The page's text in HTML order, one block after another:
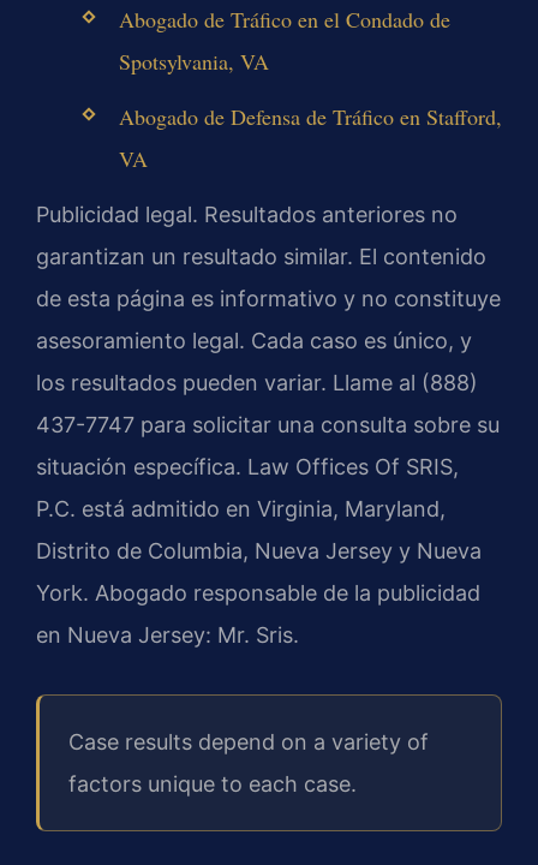
Abogado de Tráfico en el Condado de
Spotsylvania, VA
Abogado de Defensa de Tráfico en Stafford,
VA
Publicidad legal. Resultados anteriores no
garantizan un resultado similar. El contenido
de esta página es informativo y no constituye
asesoramiento legal. Cada caso es único, y
los resultados pueden variar. Llame al (888)
437-7747 para solicitar una consulta sobre su
situación específica. Law Offices Of SRIS,
P.C. está admitido en Virginia, Maryland,
Distrito de Columbia, Nueva Jersey y Nueva
York. Abogado responsable de la publicidad
en Nueva Jersey: Mr. Sris.
Case results depend on a variety of
factors unique to each case.